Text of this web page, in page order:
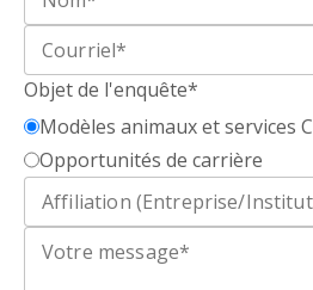
Objet de l'enquête*
Modèles animaux et services
Opportunités de carrière